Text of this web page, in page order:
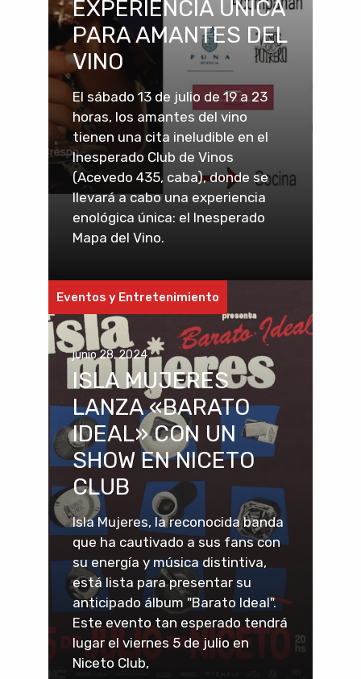
EXPERIENCIA ÚNICA
PARA AMANTES DEL
VINO
El sábado 13 de julio de 19 a 23
horas, los amantes del vino
tienen una cita ineludible en el
Inesperado Club de Vinos
(Acevedo 435, caba), donde se
llevará a cabo una experiencia
enológica única: el Inesperado
Mapa del Vino.
Eventos y Entretenimiento
junio 28, 2024
ISLA MUJERES
LANZA «BARATO
IDEAL» CON UN
SHOW EN NICETO
CLUB
Isla Mujeres, la reconocida banda
que ha cautivado a sus fans con
su energía y música distintiva,
está lista para presentar su
anticipado álbum "Barato Ideal".
Este evento tan esperado tendrá
lugar el viernes 5 de julio en
Niceto Club,